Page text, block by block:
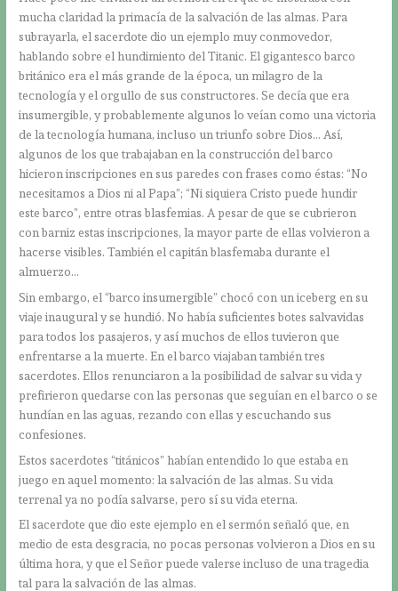
mucha claridad la primacía de la salvación de las almas. Para
subrayarla, el sacerdote dio un ejemplo muy conmovedor,
hablando sobre el hundimiento del Titanic. El gigantesco barco
británico era el más grande de la época, un milagro de la
tecnología y el orgullo de sus constructores. Se decía que era
insumergible, y probablemente algunos lo veían como una victoria
de la tecnología humana, incluso un triunfo sobre Dios… Así,
algunos de los que trabajaban en la construcción del barco
hicieron inscripciones en sus paredes con frases como éstas: “No
necesitamos a Dios ni al Papa”; “Ni siquiera Cristo puede hundir
este barco”, entre otras blasfemias. A pesar de que se cubrieron
con barniz estas inscripciones, la mayor parte de ellas volvieron a
hacerse visibles. También el capitán blasfemaba durante el
almuerzo…
Sin embargo, el “barco insumergible” chocó con un iceberg en su
viaje inaugural y se hundió. No había suficientes botes salvavidas
para todos los pasajeros, y así muchos de ellos tuvieron que
enfrentarse a la muerte. En el barco viajaban también tres
sacerdotes. Ellos renunciaron a la posibilidad de salvar su vida y
prefirieron quedarse con las personas que seguían en el barco o se
hundían en las aguas, rezando con ellas y escuchando sus
confesiones.
Estos sacerdotes “titánicos” habían entendido lo que estaba en
juego en aquel momento: la salvación de las almas. Su vida
terrenal ya no podía salvarse, pero sí su vida eterna.
El sacerdote que dio este ejemplo en el sermón señaló que, en
medio de esta desgracia, no pocas personas volvieron a Dios en su
última hora, y que el Señor puede valerse incluso de una tragedia
tal para la salvación de las almas.